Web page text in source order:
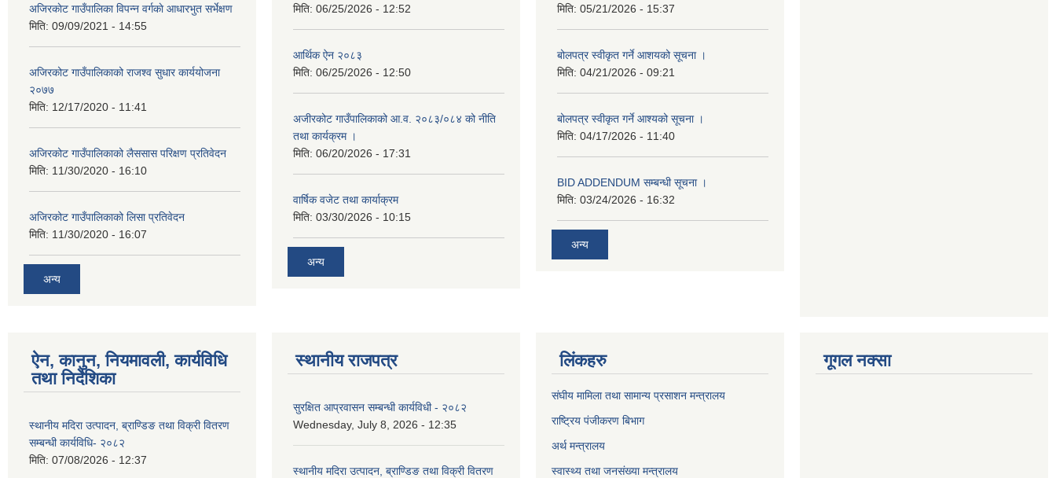
अजिरकाेट गाउँपालिका विपन्न वर्गकाे आधारभुत सर्भेक्षण
मिति: 09/09/2021 - 14:55
अजिरकोट गाउँपालिकाको राजश्व सुधार कार्ययोजना
२०७७
मिति: 12/17/2020 - 11:41
अजिरकोट गाउँपालिकाको लैससास परिक्षण प्रतिवेदन
मिति: 11/30/2020 - 16:10
अजिरकोट गाउँपालिकाको लिसा प्रतिवेदन
मिति: 11/30/2020 - 16:07
अन्य
मिति: 06/25/2026 - 12:52
आर्थिक ऐन २०८३
मिति: 06/25/2026 - 12:50
अजीरकोट गाउँपालिकाको आ.व. २०८३/०८४ को नीति
तथा कार्यक्रम ।
मिति: 06/20/2026 - 17:31
वार्षिक वजेट तथा कार्याक्रम
मिति: 03/30/2026 - 10:15
अन्य
मिति: 05/21/2026 - 15:37
बोलपत्र स्वीकृत गर्ने आशयको सूचना ।
मिति: 04/21/2026 - 09:21
बोलपत्र स्वीकृत गर्ने आश्यको सूचना ।
मिति: 04/17/2026 - 11:40
BID ADDENDUM सम्बन्धी सूचना ।
मिति: 03/24/2026 - 16:32
अन्य
ऐन, कानुन, नियमावली, कार्यविधि
तथा निर्देशिका
स्थानीय मदिरा उत्पादन, ब्राण्डिङ तथा विक्री वितरण
सम्बन्धी कार्यविधि- २०८२
मिति: 07/08/2026 - 12:37
स्थानीय राजपत्र
सुरक्षित आप्रवासन सम्बन्धी कार्यविधी - २०८२
Wednesday, July 8, 2026 - 12:35
स्थानीय मदिरा उत्पादन, ब्राण्डिङ तथा विक्री वितरण
लिंकहरु
संघीय मामिला तथा सामान्य प्रसाशन मन्त्रालय
राष्ट्रिय पंजीकरण बिभाग
अर्थ मन्त्रालय
स्वास्थ्य तथा जनसंख्या मन्त्रालय
गूगल नक्सा